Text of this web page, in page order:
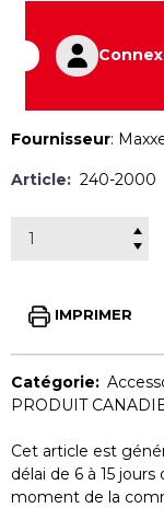
Fournisseur:
Article: 240-2000
IMPRIMER
Catégorie:
PRODUIT
Cet article est
délai de 6 à 15
moment de la